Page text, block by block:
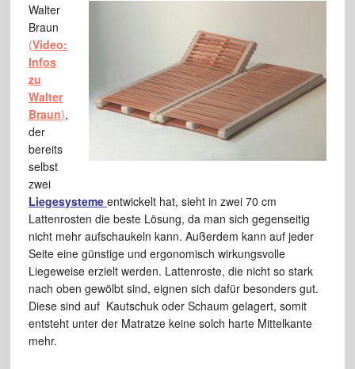
Walter
Braun
(Video:
Infos
zu
Walter
Braun),
der
bereits
selbst
zwei
Liegesysteme entwickelt hat, sieht in zwei 70 cm
Lattenrosten die beste Lösung, da man sich gegenseitig
nicht mehr aufschaukeln kann. Außerdem kann auf jeder
Seite eine günstige und ergonomisch wirkungsvolle
Liegeweise erzielt werden. Lattenroste, die nicht so stark
nach oben gewölbt sind, eignen sich dafür besonders gut.
Diese sind auf Kautschuk oder Schaum gelagert, somit
entsteht unter der Matratze keine solch harte Mittelkante
mehr.